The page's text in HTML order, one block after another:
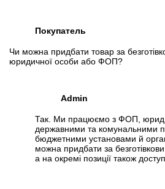
Покупатель
Чи можна придбати товар за
юридичної особи або ФОП?
Admin
Так. Ми працюємо з ФОП,
державними та комунальними
бюджетними установами й
можна придбати за
а на окремі позиції також